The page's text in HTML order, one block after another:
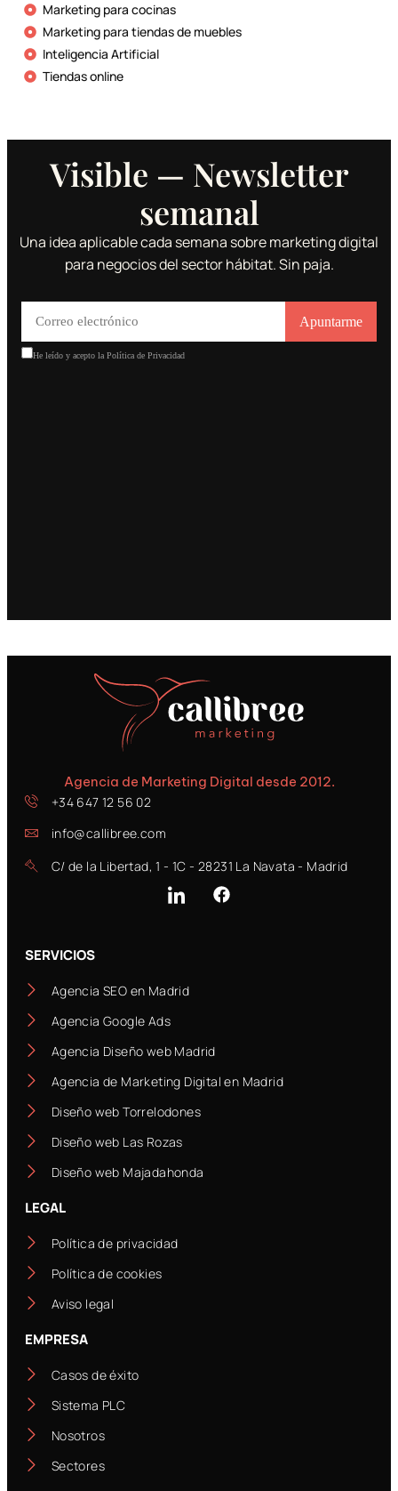
Marketing para cocinas
Marketing para tiendas de muebles
Inteligencia Artificial
Tiendas online
Visible — Newsletter
semanal
Una idea aplicable cada semana sobre marketing digital
para negocios del sector hábitat. Sin paja.
Agencia de Marketing Digital desde 2012.
+34 647 12 56 02
info@callibree.com
C/ de la Libertad, 1 - 1C - 28231 La Navata - Madrid
SERVICIOS
Agencia SEO en Madrid
Agencia Google Ads
Agencia Diseño web Madrid
Agencia de Marketing Digital en Madrid
Diseño web Torrelodones
Diseño web Las Rozas
Diseño web Majadahonda
LEGAL
Política de privacidad
Política de cookies
Aviso legal
EMPRESA
Casos de éxito
Sistema PLC
Nosotros
Sectores